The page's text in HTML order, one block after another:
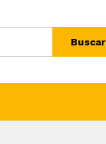
Buscar